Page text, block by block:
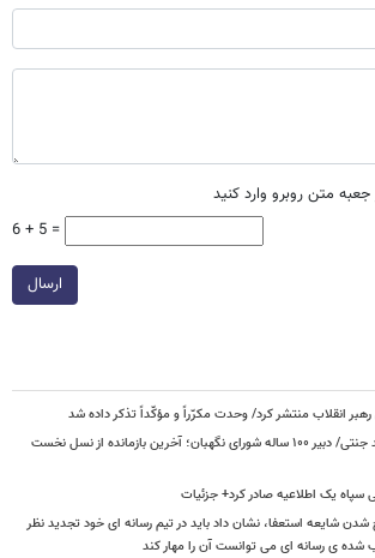
متن روبرو وارد کنید
6 + 5 =
ارسال
رهبر انقلاب منتشر کرد/ وحدت مکرّراً و مؤکّداً تذکر داده شد
داغ شدن دوباره نام احمد جنتی/ دبیر ۱۰۰ ساله شورای نگهبان؛ آخرین بازمانده از نسل نخست
سپاه یک اطلاعیه صادر کرد+ جزئیات
شایعه استعفا، نشان داد باید در تیم رسانه ای خود تجدید نظر
ی رسانه ای می توانست آن را مهار کند